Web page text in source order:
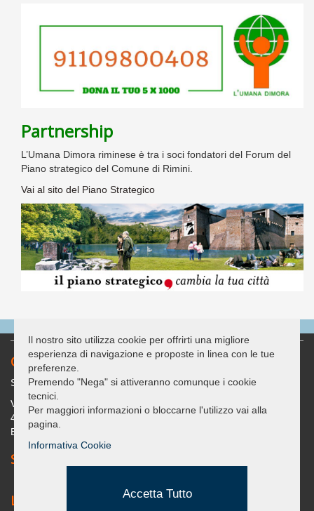
Partnership
L’Umana Dimora riminese è tra i soci fondatori del Forum del
Piano strategico del Comune di Rimini.
Vai al sito del Piano Strategico
Contatti
Sede legale: c/o Casa delle Associazioni "G. Bracconi"
Via Covignano 238
47923 - Rimini (RN)
Email: segreteria@umanadimorarimini.it
Seguici su Facebook
Link Utili
Il nostro sito utilizza cookie per offrirti una migliore
esperienza di navigazione e proposte in linea con le tue
preferenze.
Premendo "Nega" si attiveranno comunque i cookie
tecnici.
Per maggiori informazioni o bloccarne l'utilizzo vai alla
pagina.
Informativa Cookie
Accetta Tutto